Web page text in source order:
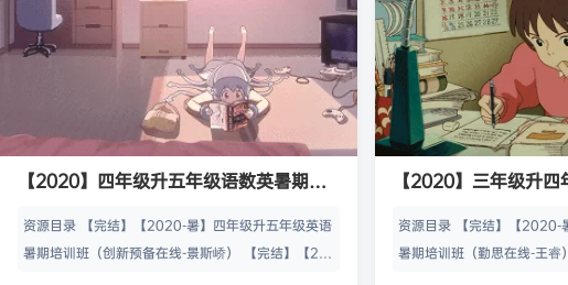
【2020】四年级升五年级语数英暑期培
资源目录 【完结】【2020-暑】四年级升五年级英语
暑期培训班（创新预备在线-景斯峤） 【完结】【20
【2020】三年级升
资源目录 【完结】【2020-
暑期培训班（勤思在线-王